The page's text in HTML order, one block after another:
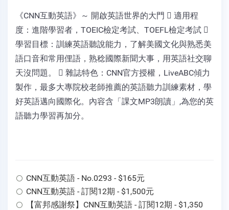
《CNN互動英語》～ 開啟英語世界的大門  適用程
度：進階學習者，TOEIC檢定考試、TOEFL檢定考試 
學習目標：訓練英語聽說能力，了解美國文化與熟悉美
語口音和常用俚語，熟稔國際新聞大事，用英語社交聊
天沒問題。  雜誌特色：CNN官方授權，LiveABC傾力
製作，最多大專院校老師推薦的英語聽力訓練素材，學
好英語邁向國際化。內容含「課文MP3朗讀」,為您的英
語聽力學習再加分。
CNN互動英語 - No.0293 - $165元
CNN互動英語 - 訂閱12期 - $1,500元
【富邦感謝祭】CNN互動英語 - 訂閱12期 - $1,350